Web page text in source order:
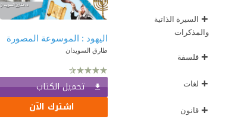
+ السيرة الذاتية
والمذكرات
+ فلسفة
+ لغات
+ قانون
اليهود : الموسوعة المصورة
طارق السويدان
تحميل الكتاب
اشترك الآن